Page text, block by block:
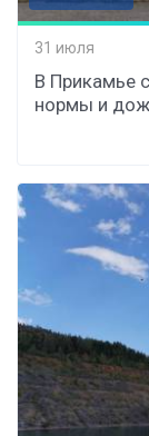
31 июля
В Прикамье
нормы и